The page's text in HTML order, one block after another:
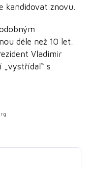
kandidovat znovu.
déle než 10 let.
Vladimir
s